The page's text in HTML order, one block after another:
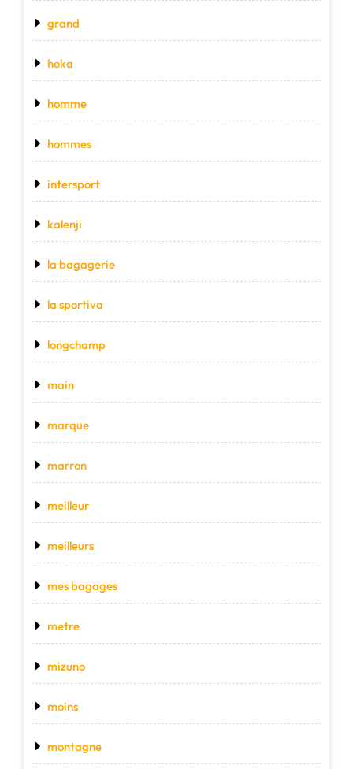
grand
hoka
homme
hommes
intersport
kalenji
la bagagerie
la sportiva
longchamp
main
marque
marron
meilleur
meilleurs
mes bagages
metre
mizuno
moins
montagne